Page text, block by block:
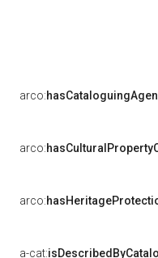
arco:
arco:
arco:
a-cat: